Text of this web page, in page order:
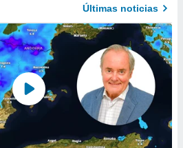
Últimas noticias